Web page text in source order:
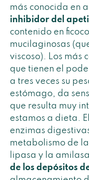
más conocida en
inhibidor del
contenido en
mucilaginosas
viscoso). Los más
que tienen el
a tres veces su
estómago, da
que resulta muy
estamos a dieta.
enzimas
metabolismo de
lipasa y la
de los depósitos